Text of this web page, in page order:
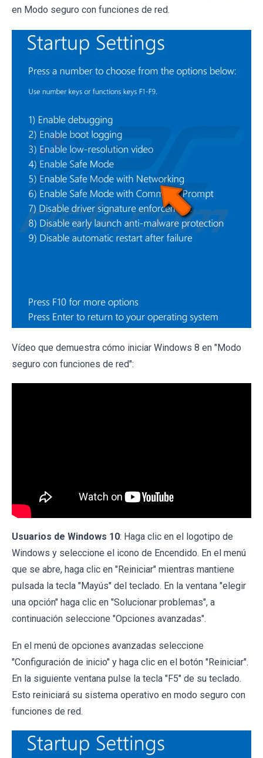
en Modo seguro con funciones de red.
Vídeo que demuestra cómo iniciar Windows 8 en "Modo
seguro con funciones de red":
Usuarios de Windows 10: Haga clic en el logotipo de
Windows y seleccione el icono de Encendido. En el menú
que se abre, haga clic en "Reiniciar" mientras mantiene
pulsada la tecla "Mayús" del teclado. En la ventana "elegir
una opción" haga clic en "Solucionar problemas", a
continuación seleccione "Opciones avanzadas".
En el menú de opciones avanzadas seleccione
"Configuración de inicio" y haga clic en el botón "Reiniciar".
En la siguiente ventana pulse la tecla "F5" de su teclado.
Esto reiniciará su sistema operativo en modo seguro con
funciones de red.